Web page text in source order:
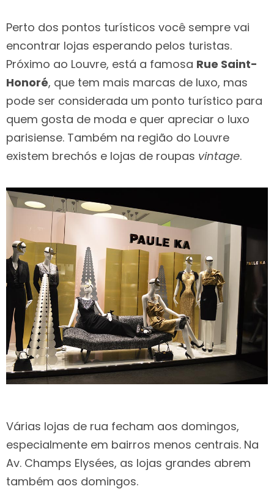
Perto dos pontos turísticos você sempre vai
encontrar lojas esperando pelos turistas.
Próximo ao Louvre, está a famosa Rue Saint-
Honoré, que tem mais marcas de luxo, mas
pode ser considerada um ponto turístico para
quem gosta de moda e quer apreciar o luxo
parisiense. Também na região do Louvre
existem brechós e lojas de roupas vintage.
Várias lojas de rua fecham aos domingos,
especialmente em bairros menos centrais. Na
Av. Champs Elysées, as lojas grandes abrem
também aos domingos.